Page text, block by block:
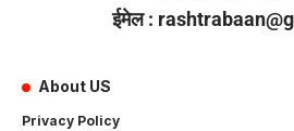
ईमेल :
About US
Privacy Policy